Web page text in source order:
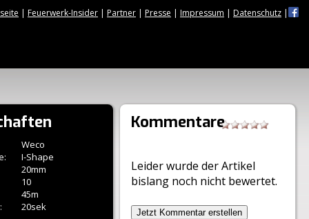
| Feuerwerk-Insider | Partner | Presse | Impressum | Datenschutz |
Weco
I-Shape
20mm
10
45m
20sek
Kommentare
Leider wurde der Artikel
bislang noch nicht bewertet.
Jetzt Kommentar erstellen